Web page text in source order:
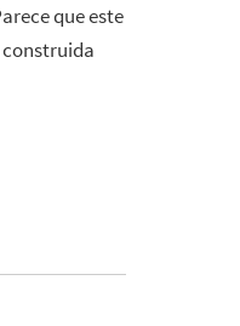
que este